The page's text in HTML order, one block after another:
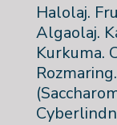
Halolaj.
Algaolaj.
Kurkuma.